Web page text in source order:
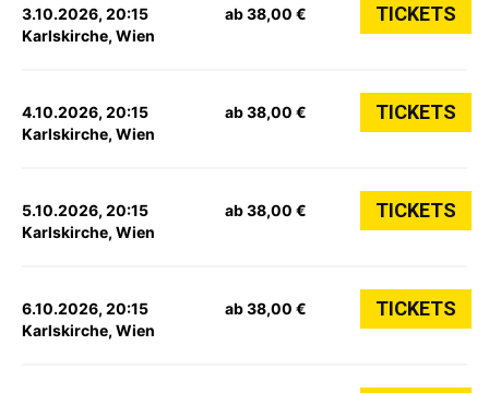
3.10.2026, 20:15
Karlskirche, Wien
ab 38,00 € TICKETS
4.10.2026, 20:15
Karlskirche, Wien
ab 38,00 € TICKETS
5.10.2026, 20:15
Karlskirche, Wien
ab 38,00 € TICKETS
6.10.2026, 20:15
Karlskirche, Wien
ab 38,00 € TICKETS